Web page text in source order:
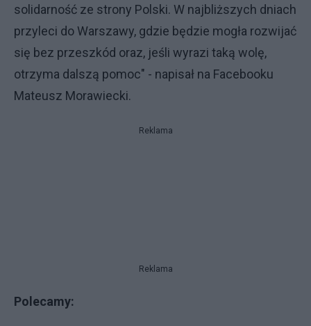
solidarność ze strony Polski. W najbliższych dniach
przyleci do Warszawy, gdzie będzie mogła rozwijać
się bez przeszkód oraz, jeśli wyrazi taką wolę,
otrzyma dalszą pomoc" - napisał na Facebooku
Mateusz Morawiecki.
Reklama
Reklama
Polecamy: